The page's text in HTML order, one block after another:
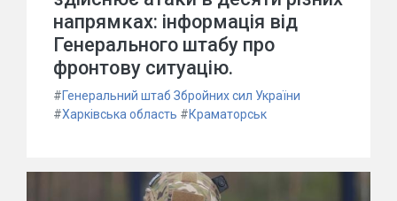
напрямках: інформація від
Генерального штабу про
фронтову ситуацію.
#Генеральний штаб Збройних сил України
#Харківська область #Краматорськ